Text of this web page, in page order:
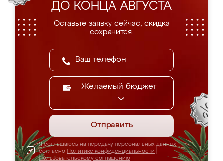
ДО КОНЦА АВГУСТА
Оставьте заявку сейчас, скидка
сохранится.
Желаемый бюджет
Отправить
Я соглашаюсь на передачу персональных данных
согласно Политике конфиденциальности
Пользовательскому соглашению